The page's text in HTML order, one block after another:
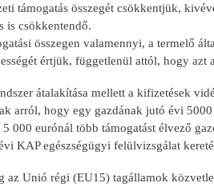
támogatás összegét csökkentjük,
is csökkentendő.
összegen valamennyi, a termelő
értjük, függetlenül attól, hogy
átalakítása mellett a kifizetések
arról, hogy egy gazdának jutó évi
000 eurónál több támogatást élvező
KAP egészségügyi felülvizsgálat
az Unió régi (EU15) tagállamok